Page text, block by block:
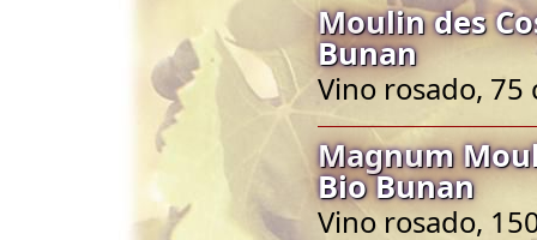
Moulin des
Bunan
Vino rosado, 75
Magnum
Bio Bunan
Vino rosado,